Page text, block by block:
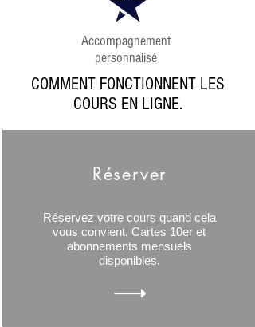
Accompagnement
personnalisé
COMMENT FONCTIONNENT LES
COURS EN LIGNE.
Réserver
Réservez votre cours quand cela
vous convient. Cartes 10er et
abonnements mensuels
disponibles.